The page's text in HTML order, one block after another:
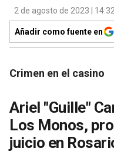
2 de agosto de 2023 |
Añadir como fuente en
Crimen en el casino
Ariel "Guille"
Los Monos,
juicio en